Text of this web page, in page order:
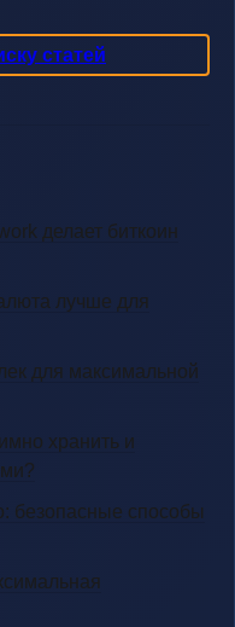
статей
делает биткоин
лучше для
для максимальной
хранить и
безопасные способы